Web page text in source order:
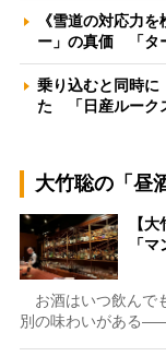
《雪道の対応力
ー」の真価 「タ
乗り込むと同時に
た 「日産ルーク
大竹聡の「昼
【
「
お酒はいつ飲んで
別の味わいがある